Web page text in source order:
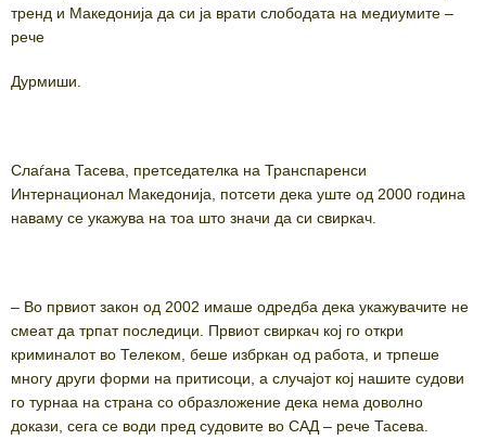
тренд и Македонија да си ја врати слободата на медиумите –
рече
Дурмиши.
Слаѓана Тасева, претседателка на Транспаренси
Интернационал Македонија, потсети дека уште од 2000 година
наваму се укажува на тоа што значи да си свиркач.
– Во првиот закон од 2002 имаше одредба дека укажувачите не
смеат да трпат последици. Првиот свиркач кој го откри
криминалот во Телеком, беше избркан од работа, и трпеше
многу други форми на притисоци, а случајот кој нашите судови
го турнаа на страна со образложение дека нема доволно
докази, сега се води пред судовите во САД – рече Тасева.